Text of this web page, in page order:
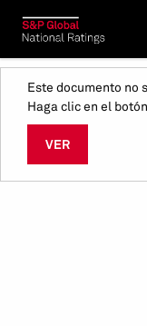
Este documento no
Haga clic en el
VER